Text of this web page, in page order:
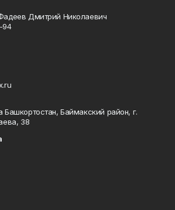
Дмитрий Николаевич
94
Башкортостан, Баймакский район, г.
38